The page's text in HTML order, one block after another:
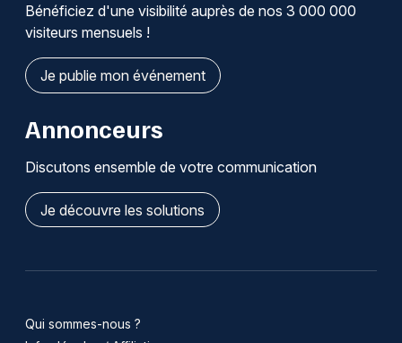
Bénéficiez d'une visibilité auprès de nos 3 000 000
visiteurs mensuels !
Je publie mon événement
Annonceurs
Discutons ensemble de votre communication
Je découvre les solutions
Qui sommes-nous ?